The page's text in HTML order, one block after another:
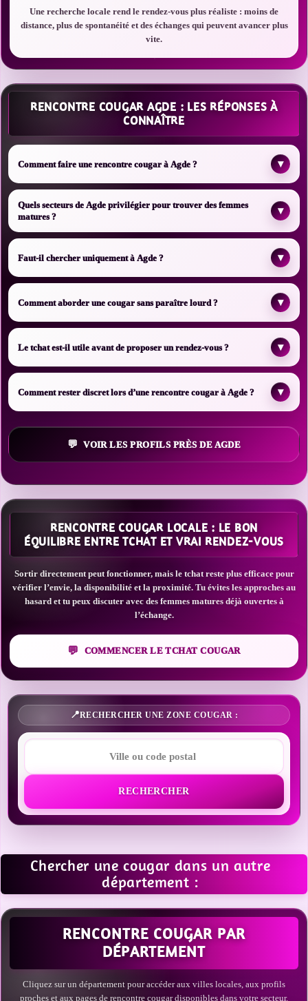
Une recherche locale rend le rendez-vous plus réaliste : moins de
distance, plus de spontanéité et des échanges qui peuvent avancer plus
vite.
RENCONTRE COUGAR AGDE : LES RÉPONSES À
CONNAÎTRE
Comment faire une rencontre cougar à Agde ? ▾
Quels secteurs de Agde privilégier pour trouver des femmes
matures ?
▾
Faut-il chercher uniquement à Agde ? ▾
Comment aborder une cougar sans paraître lourd ? ▾
Le tchat est-il utile avant de proposer un rendez-vous ? ▾
Comment rester discret lors d’une rencontre cougar à Agde ? ▾
VOIR LES PROFILS PRÈS DE AGDE
RENCONTRE COUGAR LOCALE : LE BON
ÉQUILIBRE ENTRE TCHAT ET VRAI RENDEZ-VOUS
Sortir directement peut fonctionner, mais le tchat reste plus efficace pour
vérifier l’envie, la disponibilité et la proximité. Tu évites les approches au
hasard et tu peux discuter avec des femmes matures déjà ouvertes à
l’échange.
COMMENCER LE TCHAT COUGAR
RECHERCHER UNE ZONE COUGAR :
RECHERCHER
Chercher une cougar dans un autre
département :
RENCONTRE COUGAR PAR
DÉPARTEMENT
Cliquez sur un département pour accéder aux villes locales, aux profils
proches et aux pages de rencontre cougar disponibles dans votre secteur.